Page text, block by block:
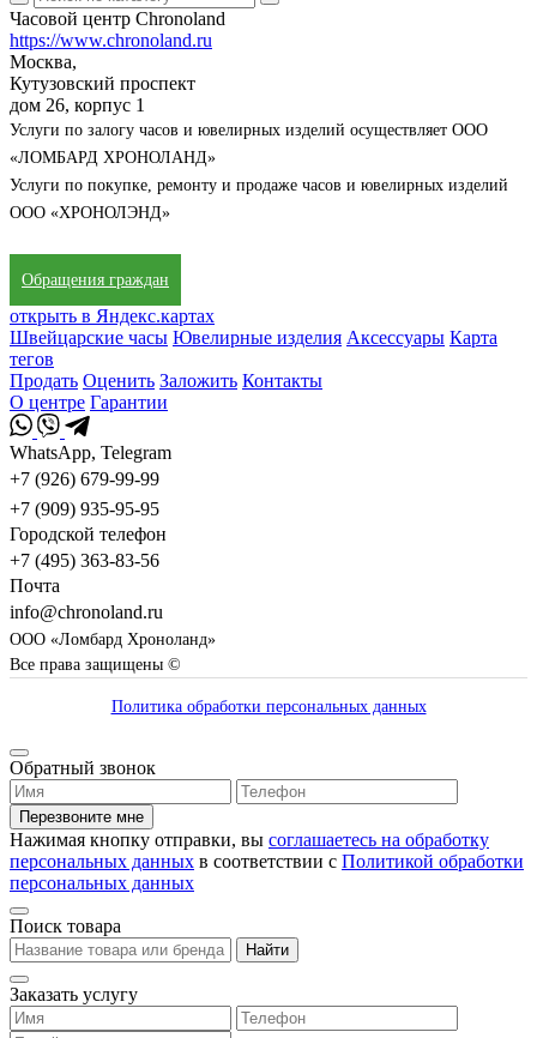
Часовой центр Chronoland
https://www.chronoland.ru
Москва,
Кутузовский проспект
дом 26, корпус 1
Услуги по залогу часов и ювелирных изделий осуществляет ООО
«ЛОМБАРД ХРОНОЛАНД»
Услуги по покупке, ремонту и продаже часов и ювелирных изделий
ООО «ХРОНОЛЭНД»
Обращения граждан
открыть в Яндекс.картах
Швейцарские часы Ювелирные изделия Аксессуары Карта
тегов
Продать Оценить Заложить Контакты
О центре Гарантии
WhatsApp, Telegram
+7 (926) 679-99-99
+7 (909) 935-95-95
Городской телефон
+7 (495) 363-83-56
Почта
info@chronoland.ru
ООО «Ломбард Хроноланд»
Все права защищены ©
Политика обработки персональных данных
Обратный звонок
Перезвоните мне
Нажимая кнопку отправки, вы соглашаетесь на обработку
персональных данных в соответствии с Политикой обработки
персональных данных
Поиск товара
Найти
Заказать услугу